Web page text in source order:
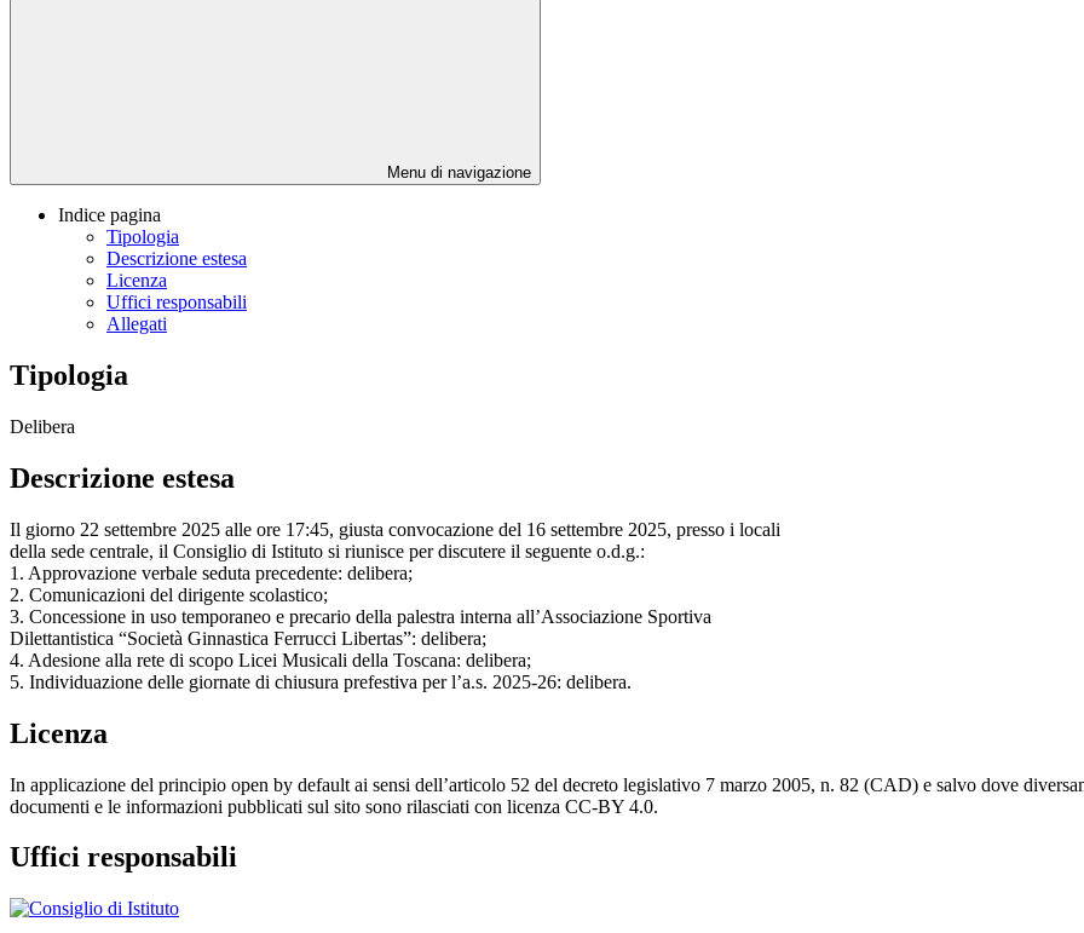
Menu di navigazione
Indice pagina
Tipologia
Descrizione estesa
Licenza
Uffici responsabili
Allegati
Tipologia
Delibera
Descrizione estesa
Il giorno 22 settembre 2025 alle ore 17:45, giusta convocazione del 16 settembre 2025, presso i locali
della sede centrale, il Consiglio di Istituto si riunisce per discutere il seguente o.d.g.:
1. Approvazione verbale seduta precedente: delibera;
2. Comunicazioni del dirigente scolastico;
3. Concessione in uso temporaneo e precario della palestra interna all’Associazione Sportiva
Dilettantistica “Società Ginnastica Ferrucci Libertas”: delibera;
4. Adesione alla rete di scopo Licei Musicali della Toscana: delibera;
5. Individuazione delle giornate di chiusura prefestiva per l’a.s. 2025-26: delibera.
Licenza
In applicazione del principio open by default ai sensi dell’articolo 52 del decreto legislativo 7 marzo 2005, n. 82 (CAD) e salvo dove
documenti e le informazioni pubblicati sul sito sono rilasciati con licenza CC-BY 4.0.
Uffici responsabili